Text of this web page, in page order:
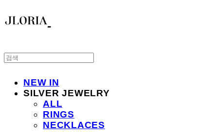
NEW IN
SILVER JEWELRY
ALL
RINGS
NECKLACES